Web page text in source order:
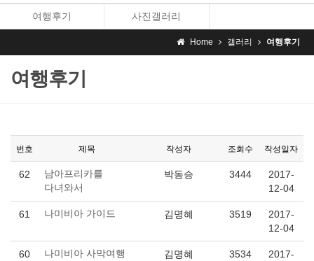
여행후기 사진갤러리
Home 갤러리 여행후기
여행후기
번호 제목 작성자 조회수 작성일자
62
남아프리카를
다녀와서
박동승 3444
2017-
12-04
61 나미비아 가이드 김명혜 3519
2017-
12-04
60 나미비아 사막여행 김명혜 3534
2017-